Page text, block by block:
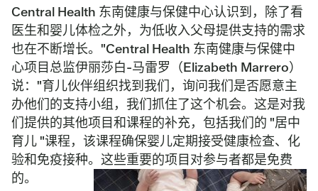
Central Health 东南健康与保健中心认识到，除了看
医生和婴儿体检之外，为低收入父母提供支持的需求
也在不断增长。"Central Health 东南健康与保健中
心项目总监伊丽莎白-马雷罗（Elizabeth Marrero）
说："育儿伙伴组织找到我们，询问我们是否愿意主
办他们的支持小组，我们抓住了这个机会。这是对我
们提供的其他项目和课程的补充，包括我们的 "居中
育儿 "课程，该课程确保婴儿定期接受健康检查、化
验和免疫接种。这些重要的项目对参与者都是免费
的。